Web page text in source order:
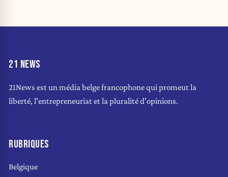
21 NEWS
21News est un média belge francophone qui promeut la
liberté, l'entrepreneuriat et la pluralité d'opinions.
RUBRIQUES
Belgique